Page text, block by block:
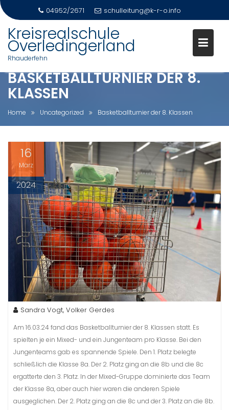
content
04952/2671 schulleitung@k-r-o.info
Kreisrealschule
Overledingerland
Rhauderfehn
BASKETBALLTURNIER DER 8.
KLASSEN
Home Uncategorized Basketballturnier der 8. Klassen
16
März
2024
Sandra Vogt, Volker Gerdes
Am 16.03.24 fand das Basketballturnier der 8. Klassen statt. Es
spielten je ein Mixed- und ein Jungenteam pro Klasse. Bei den
Jungenteams gab es spannende Spiele. Den 1. Platz belegte
schließlich die Klasse 8a. Der 2. Platz ging an die 8b und die 8c
ergatterte den 3. Platz. In der Mixed-Gruppe dominierte das Team
der Klasse 8a, aber auch hier waren die anderen Spiele
ausgeglichen. Der 2. Platz ging an die 8c und der 3. Platz an die 8b.